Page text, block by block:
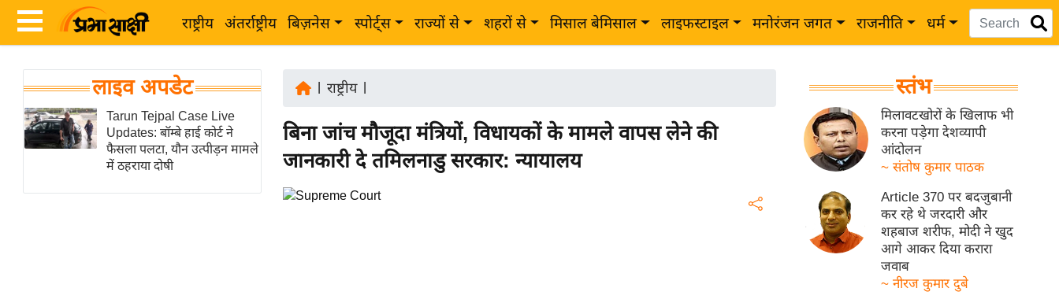
राष्ट्रीय अंतर्राष्ट्रीय बिज़नेस स्पोर्ट्स राज्यों से शहरों से मिसाल बेमिसाल लाइफस्टाइल मनोरंजन जगत राजनीति धर्म
Latest
News
in
Hindi
ता
ख
ब
राष्ट्रीय
लाइव अपडेट
Tarun Tejpal Case Live
Updates: बॉम्बे हाई कोर्ट ने
फैसला पलटा, यौन उत्पीड़न मामले
में ठहराया दोषी
राष्ट्रीय|
बिना जांच मौजूदा मंत्रियों, विधायकों के मामले वापस लेने की
जानकारी दे तमिलनाडु सरकार: न्यायालय
स्तंभ
मिलावटखोरों के खिलाफ भी
करना पड़ेगा देशव्यापी
आंदोलन
~ संतोष कुमार पाठक
Article 370 पर बदजुबानी
कर रहे थे जरदारी और
शहबाज शरीफ, मोदी ने खुद
आगे आकर दिया करारा
जवाब
~ नीरज कुमार दुबे